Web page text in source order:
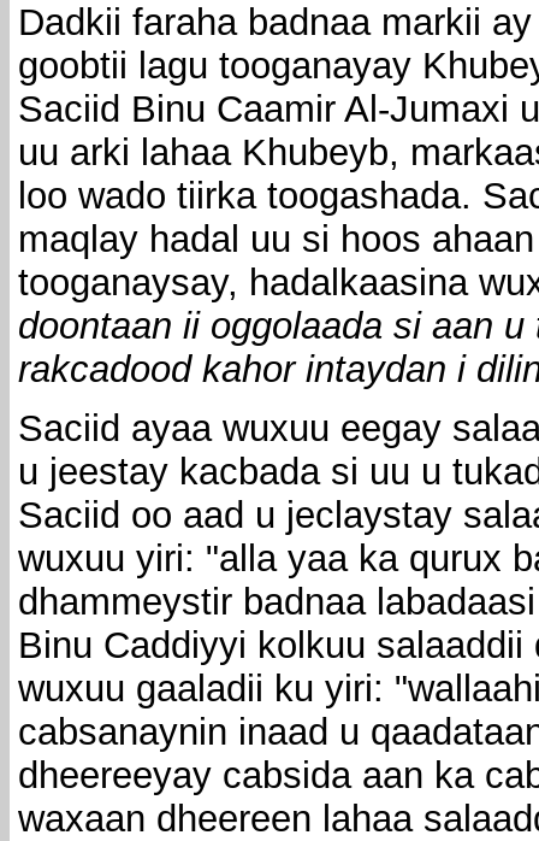
Dadkii faraha badnaa markii
goobtii lagu tooganayay
Saciid Binu Caamir Al-Jumaxi
uu arki lahaa Khubeyb,
loo wado tiirka toogashada.
maqlay hadal uu si hoos
tooganaysay, hadalkaasina
doontaan ii oggolaada si aan u
rakcadood kahor intaydan i
Saciid ayaa wuxuu eegay
u jeestay kacbada si uu u
Saciid oo aad u jeclaystay
wuxuu yiri: "alla yaa ka qurux
dhammeystir badnaa
Binu Caddiyyi kolkuu
wuxuu gaaladii ku yiri:
cabsanaynin inaad u
dheereeyay cabsida aan ka
waxaan dheereen lahaa